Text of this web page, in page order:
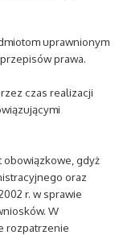
uprawnionym
prawa.
czas realizacji
obowiązkowe, gdyż
oraz
r. w sprawie
W
rozpatrzenie